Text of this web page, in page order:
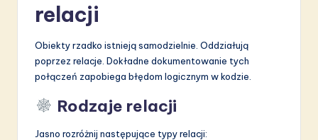
relacji
Obiekty rzadko istnieją samodzielnie. Oddziałują
poprzez relacje. Dokładne dokumentowanie tych
połączeń zapobiega błędom logicznym w kodzie.
Rodzaje relacji
Jasno rozróżnij następujące typy relacji: